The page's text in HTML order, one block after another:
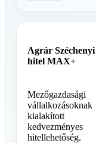
Agrár Széchenyi
hitel MAX+
Mezőgazdasági
vállalkozásoknak
kialakított
kedvezményes
hitellehetőség.